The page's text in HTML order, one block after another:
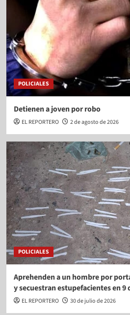
POLICIALES
Detienen a joven por robo
EL REPORTERO 2 de agosto de 2026
POLICIALES
Aprehenden a un hombre por
y secuestran estupefacientes en 9
EL REPORTERO 30 de julio de 2026